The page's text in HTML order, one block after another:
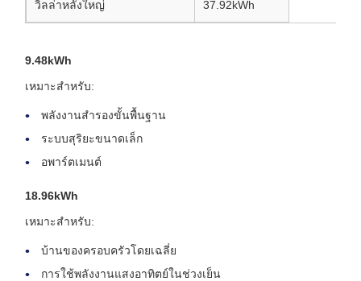
วิลล่าหลังใหญ่ 37.92kWh
9.48kWh
เหมาะสำหรับ:
พลังงานสำรองขั้นพื้นฐาน
ระบบสุริยะขนาดเล็ก
อพาร์ตเมนต์
18.96kWh
เหมาะสำหรับ:
บ้านของครอบครัวโดยเฉลี่ย
การใช้พลังงานแสงอาทิตย์ในช่วงเย็น